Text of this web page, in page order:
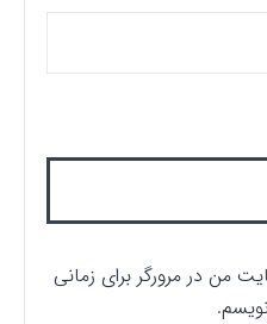
من در مرورگر برای زمانی